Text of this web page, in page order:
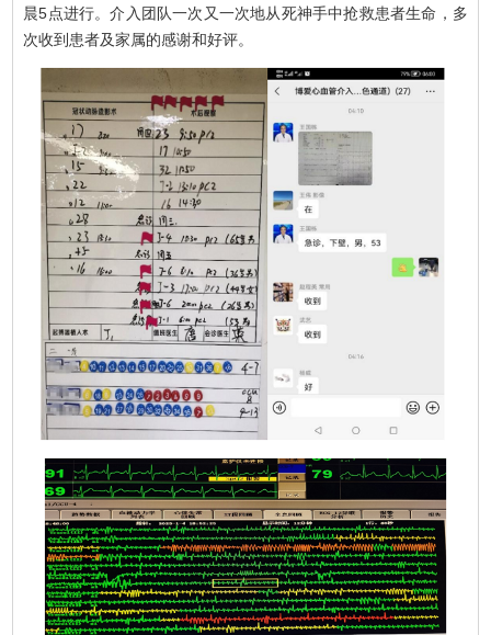
晨5点进行。介入团队一次又一次地从死神手中抢救患者生命，多
次收到患者及家属的感谢和好评。